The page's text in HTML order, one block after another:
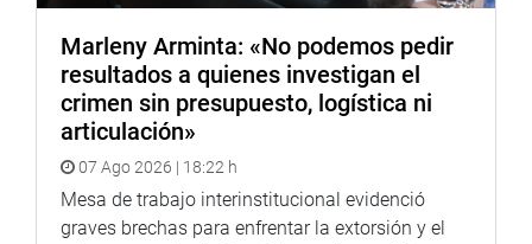
Marleny Arminta: «No podemos pedir
resultados a quienes investigan el
crimen sin presupuesto, logística ni
articulación»
07 Ago 2026 | 18:22 h
Mesa de trabajo interinstitucional evidenció
graves brechas para enfrentar la extorsión y el